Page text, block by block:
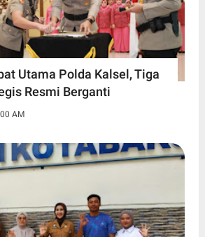
Utama Polda Kalsel, Tiga
Resmi Berganti
AM